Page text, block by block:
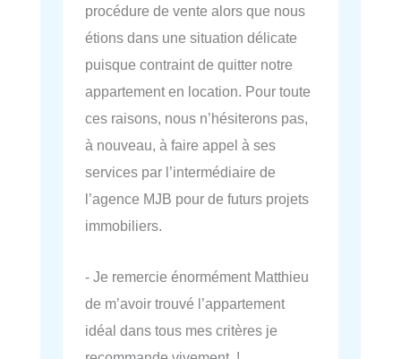
procédure de vente alors que nous
étions dans une situation délicate
puisque contraint de quitter notre
appartement en location. Pour toute
ces raisons, nous n’hésiterons pas,
à nouveau, à faire appel à ses
services par l’intermédiaire de
l’agence MJB pour de futurs projets
immobiliers.
- Je remercie énormément Matthieu
de m’avoir trouvé l’appartement
idéal dans tous mes critères je